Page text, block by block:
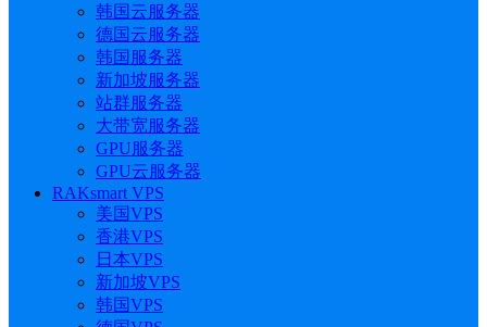
韩国云服务器
德国云服务器
韩国服务器
新加坡服务器
站群服务器
大带宽服务器
GPU服务器
GPU云服务器
RAKsmart VPS
美国VPS
香港VPS
日本VPS
新加坡VPS
韩国VPS